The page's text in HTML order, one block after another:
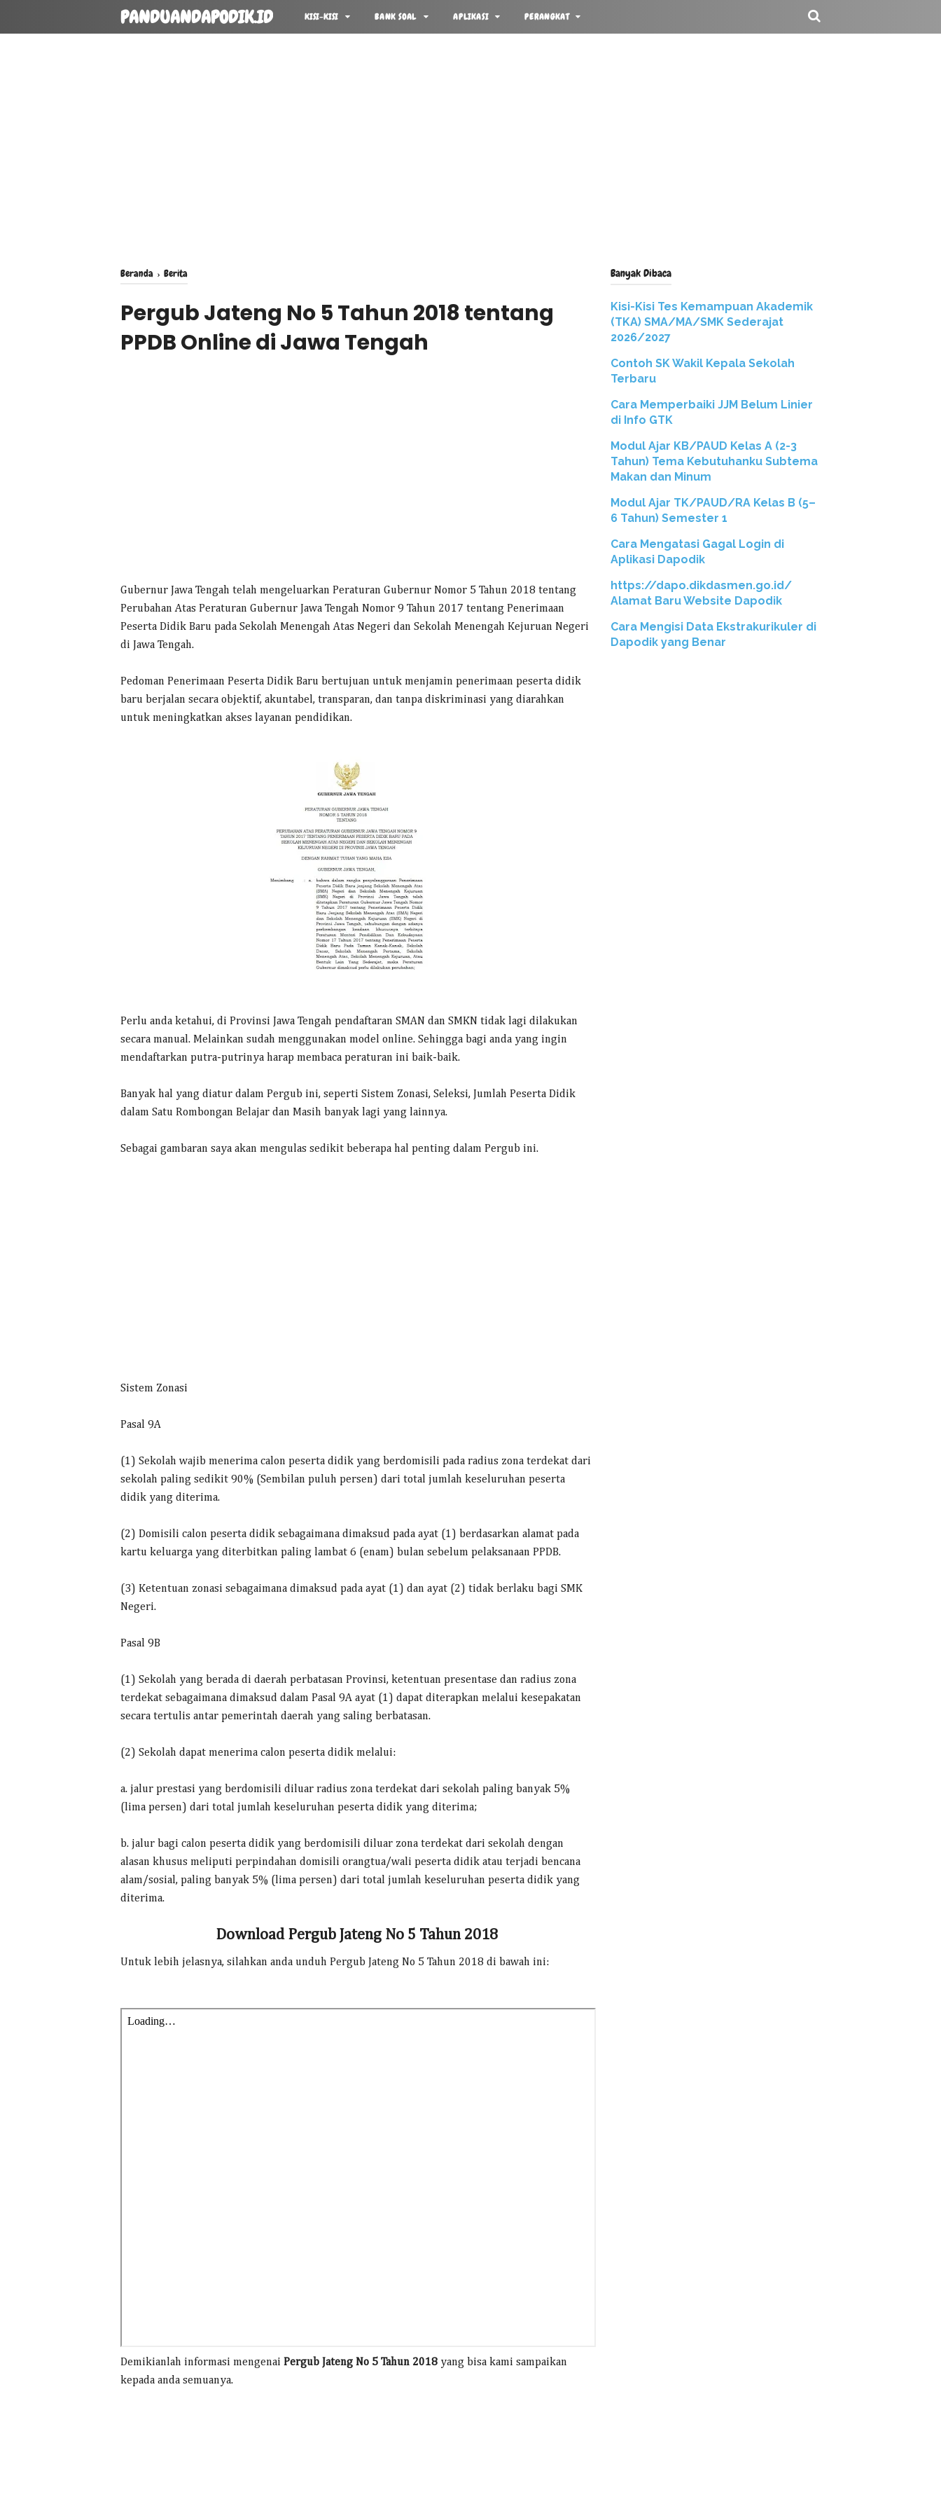
PANDUANDAPODIK.ID KISI-KISI BANK SOAL APLIKASI PERANGKAT
Beranda › Berita
Pergub Jateng No 5 Tahun 2018 tentang
PPDB Online di Jawa Tengah
Gubernur Jawa Tengah telah mengeluarkan Peraturan Gubernur Nomor 5 Tahun 2018 tentang
Perubahan Atas Peraturan Gubernur Jawa Tengah Nomor 9 Tahun 2017 tentang Penerimaan
Peserta Didik Baru pada Sekolah Menengah Atas Negeri dan Sekolah Menengah Kejuruan Negeri
di Jawa Tengah.
Pedoman Penerimaan Peserta Didik Baru bertujuan untuk menjamin penerimaan peserta didik
baru berjalan secara objektif, akuntabel, transparan, dan tanpa diskriminasi yang diarahkan
untuk meningkatkan akses layanan pendidikan.
Perlu anda ketahui, di Provinsi Jawa Tengah pendaftaran SMAN dan SMKN tidak lagi dilakukan
secara manual. Melainkan sudah menggunakan model online. Sehingga bagi anda yang ingin
mendaftarkan putra-putrinya harap membaca peraturan ini baik-baik.
Banyak hal yang diatur dalam Pergub ini, seperti Sistem Zonasi, Seleksi, Jumlah Peserta Didik
dalam Satu Rombongan Belajar dan Masih banyak lagi yang lainnya.
Sebagai gambaran saya akan mengulas sedikit beberapa hal penting dalam Pergub ini.
Sistem Zonasi
Pasal 9A
(1) Sekolah wajib menerima calon peserta didik yang berdomisili pada radius zona terdekat dari
sekolah paling sedikit 90% (Sembilan puluh persen) dari total jumlah keseluruhan peserta
didik yang diterima.
(2) Domisili calon peserta didik sebagaimana dimaksud pada ayat (1) berdasarkan alamat pada
kartu keluarga yang diterbitkan paling lambat 6 (enam) bulan sebelum pelaksanaan PPDB.
(3) Ketentuan zonasi sebagaimana dimaksud pada ayat (1) dan ayat (2) tidak berlaku bagi SMK
Negeri.
Pasal 9B
(1) Sekolah yang berada di daerah perbatasan Provinsi, ketentuan presentase dan radius zona
terdekat sebagaimana dimaksud dalam Pasal 9A ayat (1) dapat diterapkan melalui kesepakatan
secara tertulis antar pemerintah daerah yang saling berbatasan.
(2) Sekolah dapat menerima calon peserta didik melalui:
a. jalur prestasi yang berdomisili diluar radius zona terdekat dari sekolah paling banyak 5%
(lima persen) dari total jumlah keseluruhan peserta didik yang diterima;
b. jalur bagi calon peserta didik yang berdomisili diluar zona terdekat dari sekolah dengan
alasan khusus meliputi perpindahan domisili orangtua/wali peserta didik atau terjadi bencana
alam/sosial, paling banyak 5% (lima persen) dari total jumlah keseluruhan peserta didik yang
diterima.
Download Pergub Jateng No 5 Tahun 2018
Untuk lebih jelasnya, silahkan anda unduh Pergub Jateng No 5 Tahun 2018 di bawah ini:
Demikianlah informasi mengenai Pergub Jateng No 5 Tahun 2018 yang bisa kami sampaikan
kepada anda semuanya.
Banyak Dibaca
Kisi-Kisi Tes Kemampuan Akademik
(TKA) SMA/MA/SMK Sederajat
2026/2027
Contoh SK Wakil Kepala Sekolah
Terbaru
Cara Memperbaiki JJM Belum Linier
di Info GTK
Modul Ajar KB/PAUD Kelas A (2-3
Tahun) Tema Kebutuhanku Subtema
Makan dan Minum
Modul Ajar TK/PAUD/RA Kelas B (5–
6 Tahun) Semester 1
Cara Mengatasi Gagal Login di
Aplikasi Dapodik
https://dapo.dikdasmen.go.id/
Alamat Baru Website Dapodik
Cara Mengisi Data Ekstrakurikuler di
Dapodik yang Benar